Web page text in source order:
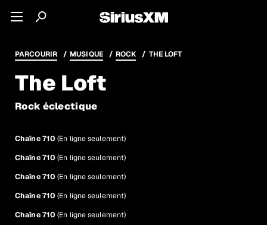
PARCOURIR MUSIQUE ROCK THE LOFT
The Loft
Rock éclectique
Chaîne 710(En ligne seulement)
Chaîne 710(En ligne seulement)
Chaîne 710(En ligne seulement)
Chaîne 710(En ligne seulement)
Chaîne 710(En ligne seulement)